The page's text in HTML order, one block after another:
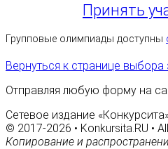
Принять
Групповые олимпиады доступны
Вернуться к странице выбора
Отправляя любую форму на
Сетевое издание
© 2017-2026 • Konkursita.RU •
Копирование и